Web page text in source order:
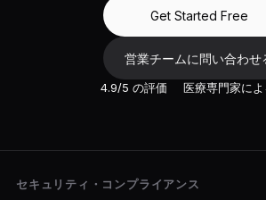
Get Started Free
営業チームに問い合わせ
4.9/5 の評価 医療専門家に
セキュリティ・コンプライアンス